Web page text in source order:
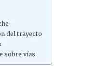
del trayecto
sobre vías